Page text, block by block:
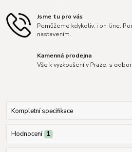
Jsme tu pro vás
Pomůžeme kdykoliv, i on-line.
nastavením.
Kamenná prodejna
Vše k vyzkoušení v Praze, s
Kompletní specifikace
Hodnocení 1